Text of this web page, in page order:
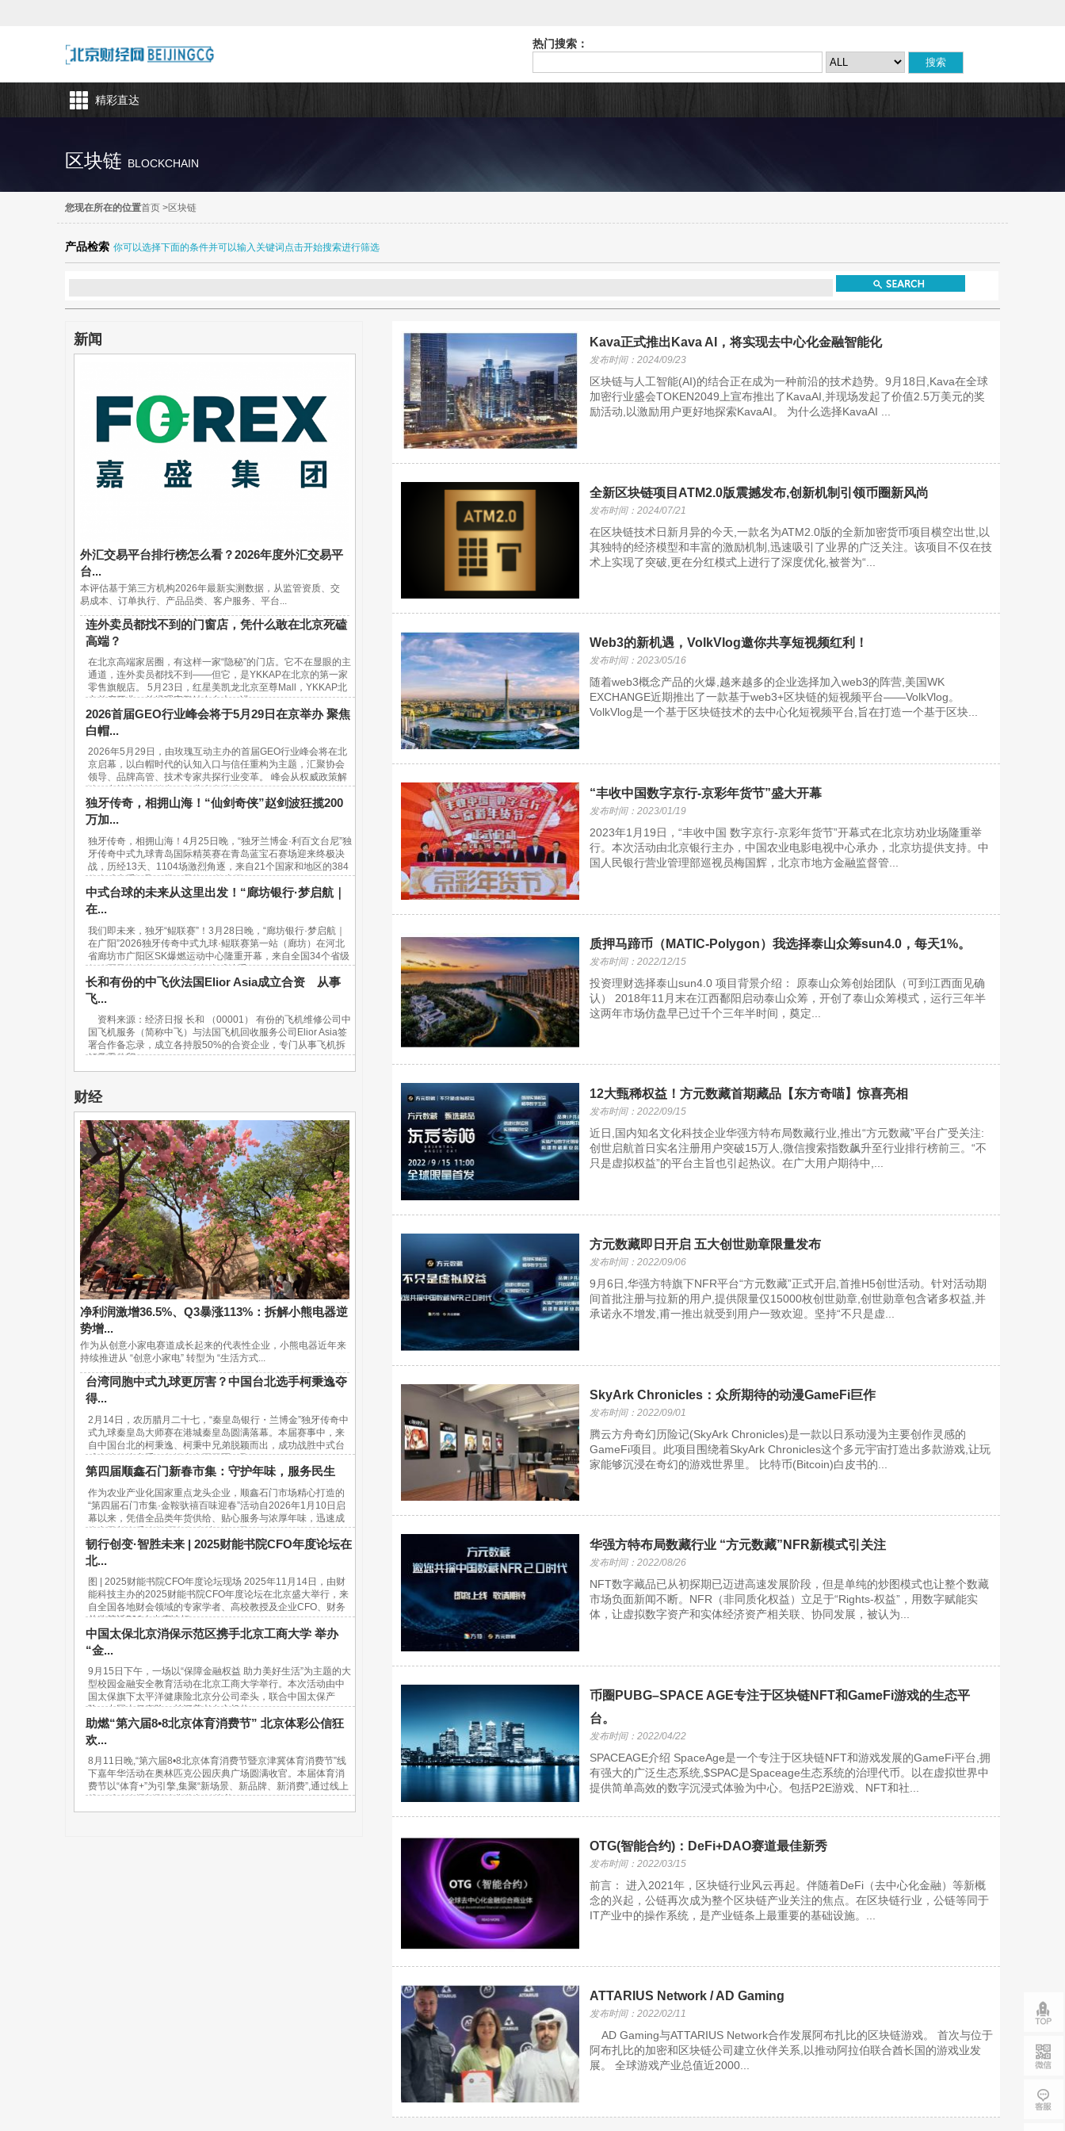
热门搜索：
精彩直达
区块链 BLOCKCHAIN
您现在所在的位置首页 >区块链
产品检索 你可以选择下面的条件并可以输入关键词点击开始搜索进行筛选
新闻
外汇交易平台排行榜怎么看？2026年度外汇交易平
台...
本评估基于第三方机构2026年最新实测数据，从监管资质、交
易成本、订单执行、产品品类、客户服务、平台...
连外卖员都找不到的门窗店，凭什么敢在北京死磕
高端？
在北京高端家居圈，有这样一家“隐秘”的门店。它不在显眼的主
通道，连外卖员都找不到——但它，是YKKAP在北京的第一家
零售旗舰店。 5月23日，红星美凯龙北京至尊Mall，YKKAP北
京首店开业。总经理宋鹏站在台上，讲...
2026首届GEO行业峰会将于5月29日在京举办 聚焦
白帽...
2026年5月29日，由玫瑰互动主办的首届GEO行业峰会将在北
京启幕，以白帽时代的认知入口与信任重构为主题，汇聚协会
领导、品牌高管、技术专家共探行业变革。 峰会从权威政策解
读、实战方法论输出、行业生态共建...
独牙传奇，相拥山海！“仙剑奇侠”赵剑波狂揽200
万加...
独牙传奇，相拥山海！4月25日晚，“独牙兰博金·利百文台尼”独
牙传奇中式九球青岛国际精英赛在青岛蓝宝石赛场迎来终极决
战，历经13天、1104场激烈角逐，来自21个国家和地区的384
位台球高手汇聚一堂，最终，“软塞王...
中式台球的未来从这里出发！“廊坊银行·梦启航｜
在...
我们即未来，独牙“鲲联赛”！3月28日晚，“廊坊银行·梦启航｜
在广阳”2026独牙传奇中式九球·鲲联赛第一站（廊坊）在河北
省廊坊市广阳区SK爆燃运动中心隆重开幕，来自全国34个省级
行政区及海外的940名青少年台球选手...
长和有份的中飞伙法国Elior Asia成立合资 从事
飞...
资料来源：经济日报 长和 （00001） 有份的飞机维修公司中
国飞机服务（简称中飞）与法国飞机回收服务公司Elior Asia签
署合作备忘录，成立各持股50%的合资企业，专门从事飞机拆
解及零件贸...
财经
净利润激增36.5%、Q3暴涨113%：拆解小熊电器逆
势增...
作为从创意小家电赛道成长起来的代表性企业，小熊电器近年来
持续推进从 “创意小家电” 转型为 “生活方式...
台湾同胞中式九球更厉害？中国台北选手柯秉逸夺
得...
2月14日，农历腊月二十七，“秦皇岛银行・兰博金”独牙传奇中
式九球秦皇岛大师赛在港城秦皇岛圆满落幕。本届赛事中，来
自中国台北的柯秉逸、柯秉中兄弟脱颖而出，成功战胜中式台
球内地传统高手，包揽赛事冠亚军，取...
第四届顺鑫石门新春市集：守护年味，服务民生
作为农业产业化国家重点龙头企业，顺鑫石门市场精心打造的
“第四届石门市集·金鞍驮禧百味迎春”活动自2026年1月10日启
幕以来，凭借全品类年货供给、贴心服务与浓厚年味，迅速成
为市民新春采购的“网红打卡地”。37天...
韧行创变·智胜未来 | 2025财能书院CFO年度论坛在
北...
图 | 2025财能书院CFO年度论坛现场 2025年11月14日，由财
能科技主办的2025财能书院CFO年度论坛在北京盛大举行，来
自全国各地财会领域的专家学者、高校教授及企业CFO、财务
总监等近500人出席论坛。...
中国太保北京消保示范区携手北京工商大学 举办
“金...
9月15日下午，一场以“保障金融权益 助力美好生活”为主题的大
型校园金融安全教育活动在北京工商大学举行。本次活动由中
国太保旗下太平洋健康险北京分公司牵头，联合中国太保产
险、中国太保寿险、长江养老在京机构...
助燃“第六届8•8北京体育消费节” 北京体彩公信狂
欢...
8月11日晚,“第六届8•8北京体育消费节暨京津冀体育消费节”线
下嘉年华活动在奥林匹克公园庆典广场圆满收官。本届体育消
费节以“体育+”为引擎,集聚“新场景、新品牌、新消费”,通过线上
线下活动挖掘新型消费潜力,链接美...
Kava正式推出Kava AI，将实现去中心化金融智能化
发布时间：2024/09/23
区块链与人工智能(AI)的结合正在成为一种前沿的技术趋势。9月18日,Kava在全球
加密行业盛会TOKEN2049上宣布推出了KavaAI,并现场发起了价值2.5万美元的奖
励活动,以激励用户更好地探索KavaAI。 为什么选择KavaAI ...
全新区块链项目ATM2.0版震撼发布,创新机制引领币圈新风尚
发布时间：2024/07/21
在区块链技术日新月异的今天,一款名为ATM2.0版的全新加密货币项目横空出世,以
其独特的经济模型和丰富的激励机制,迅速吸引了业界的广泛关注。该项目不仅在技
术上实现了突破,更在分红模式上进行了深度优化,被誉为“...
Web3的新机遇，VolkVlog邀你共享短视频红利！
发布时间：2023/05/16
随着web3概念产品的火爆,越来越多的企业选择加入web3的阵营,美国WK
EXCHANGE近期推出了一款基于web3+区块链的短视频平台——VolkVlog。
VolkVlog是一个基于区块链技术的去中心化短视频平台,旨在打造一个基于区块...
“丰收中国数字京行-京彩年货节”盛大开幕
发布时间：2023/01/19
2023年1月19日，“丰收中国 数字京行-京彩年货节”开幕式在北京坊劝业场隆重举
行。本次活动由北京银行主办，中国农业电影电视中心承办，北京坊提供支持。中
国人民银行营业管理部巡视员梅国辉，北京市地方金融监督管...
质押马蹄币（MATIC-Polygon）我选择泰山众筹sun4.0，每天1%。
发布时间：2022/12/15
投资理财选择泰山sun4.0 项目背景介绍： 原泰山众筹创始团队（可到江西面见确
认） 2018年11月末在江西鄱阳启动泰山众筹，开创了泰山众筹模式，运行三年半
这两年市场仿盘早已过千个三年半时间，奠定...
12大甄稀权益！方元数藏首期藏品【东方奇喵】惊喜亮相
发布时间：2022/09/15
近日,国内知名文化科技企业华强方特布局数藏行业,推出“方元数藏”平台广受关注:
创世启航首日实名注册用户突破15万人,微信搜索指数飙升至行业排行榜前三。“不
只是虚拟权益”的平台主旨也引起热议。在广大用户期待中,...
方元数藏即日开启 五大创世勋章限量发布
发布时间：2022/09/06
9月6日,华强方特旗下NFR平台“方元数藏”正式开启,首推H5创世活动。针对活动期
间首批注册与拉新的用户,提供限量仅15000枚创世勋章,创世勋章包含诸多权益,并
承诺永不增发,甫一推出就受到用户一致欢迎。坚持“不只是虚...
SkyArk Chronicles：众所期待的动漫GameFi巨作
发布时间：2022/09/01
腾云方舟奇幻历险记(SkyArk Chronicles)是一款以日系动漫为主要创作灵感的
GameFi项目。此项目围绕着SkyArk Chronicles这个多元宇宙打造出多款游戏,让玩
家能够沉浸在奇幻的游戏世界里。 比特币(Bitcoin)白皮书的...
华强方特布局数藏行业 “方元数藏”NFR新模式引关注
发布时间：2022/08/26
NFT数字藏品已从初探期已迈进高速发展阶段，但是单纯的炒图模式也让整个数藏
市场负面新闻不断。NFR（非同质化权益）立足于“Rights-权益”，用数字赋能实
体，让虚拟数字资产和实体经济资产相关联、协同发展，被认为...
币圈PUBG–SPACE AGE专注于区块链NFT和GameFi游戏的生态平
台。
发布时间：2022/04/22
SPACEAGE介绍 SpaceAge是一个专注于区块链NFT和游戏发展的GameFi平台,拥
有强大的广泛生态系统,$SPAC是Spaceage生态系统的治理代币。以在虚拟世界中
提供简单高效的数字沉浸式体验为中心。包括P2E游戏、NFT和社...
OTG(智能合约)：DeFi+DAO赛道最佳新秀
发布时间：2022/03/15
前言： 进入2021年，区块链行业风云再起。伴随着DeFi（去中心化金融）等新概
念的兴起，公链再次成为整个区块链产业关注的焦点。在区块链行业，公链等同于
IT产业中的操作系统，是产业链条上最重要的基础设施。...
ATTARIUS Network / AD Gaming
发布时间：2022/02/11
AD Gaming与ATTARIUS Network合作发展阿布扎比的区块链游戏。 首次与位于
阿布扎比的加密和区块链公司建立伙伴关系,以推动阿拉伯联合酋长国的游戏业发
展。 全球游戏产业总值近2000...